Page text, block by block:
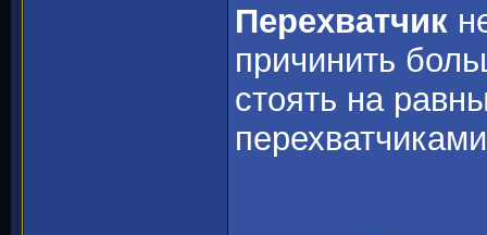
Перехватчик
причинить
стоять на